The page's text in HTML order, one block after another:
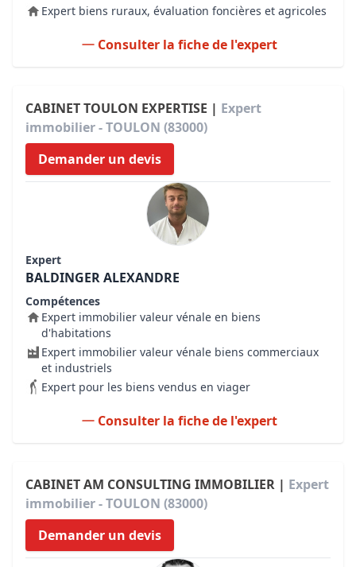
Expert biens ruraux, évaluation foncières et agricoles
Consulter la fiche de l'expert
CABINET TOULON EXPERTISE | Expert
immobilier - TOULON (83000)
Demander un devis
Expert
BALDINGER ALEXANDRE
Compétences
Expert immobilier valeur vénale en biens
d'habitations
Expert immobilier valeur vénale biens commerciaux
et industriels
Expert pour les biens vendus en viager
Consulter la fiche de l'expert
CABINET AM CONSULTING IMMOBILIER | Expert
immobilier - TOULON (83000)
Demander un devis